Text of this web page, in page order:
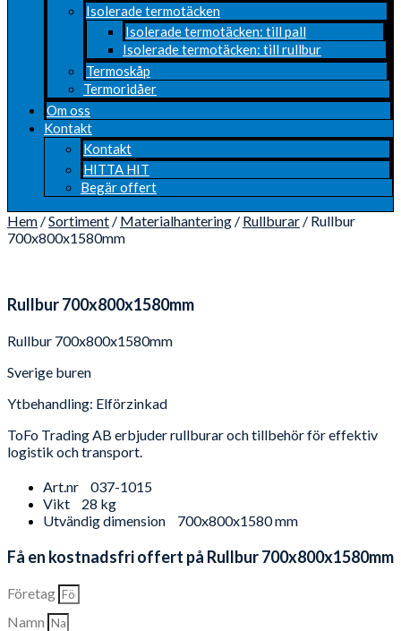
Isolerade termotäcken
Isolerade termotäcken: till pall
Isolerade termotäcken: till rullbur
Termoskåp
Termoridåer
Om oss
Kontakt
Kontakt
HITTA HIT
Begär offert
Hem /Sortiment / Materialhantering / Rullburar / Rullbur
700x800x1580mm
Rullbur 700x800x1580mm
Rullbur 700x800x1580mm
Sverige buren
Ytbehandling: Elförzinkad
ToFo Trading AB erbjuder rullburar och tillbehör för effektiv
logistik och transport.
Art.nr
037-1015
Vikt
28 kg
Utvändig dimension
700x800x1580 mm
Få en kostnadsfri offert på Rullbur 700x800x1580mm
Företag
Namn